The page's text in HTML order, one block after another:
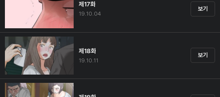
제17화
19.10.04
보기
제18화
19.10.11
보기